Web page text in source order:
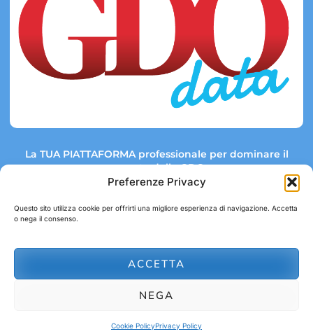
Preferenze Privacy
Questo sito utilizza cookie per offrirti una migliore esperienza di navigazione. Accetta
o nega il consenso.
ACCETTA
NEGA
Cookie PolicyPrivacy Policy
La TUA PIATTAFORMA professionale per dominare il
mercato della GDO.
Link rapidi:
abbonamenti@gdodata.it
© 2026 GDOData.it - PR Italia Edizioni srl - P.Iva: 03044390353